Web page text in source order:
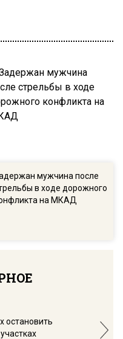
мужчина после
в ходе дорожного
на МКАД
остановить